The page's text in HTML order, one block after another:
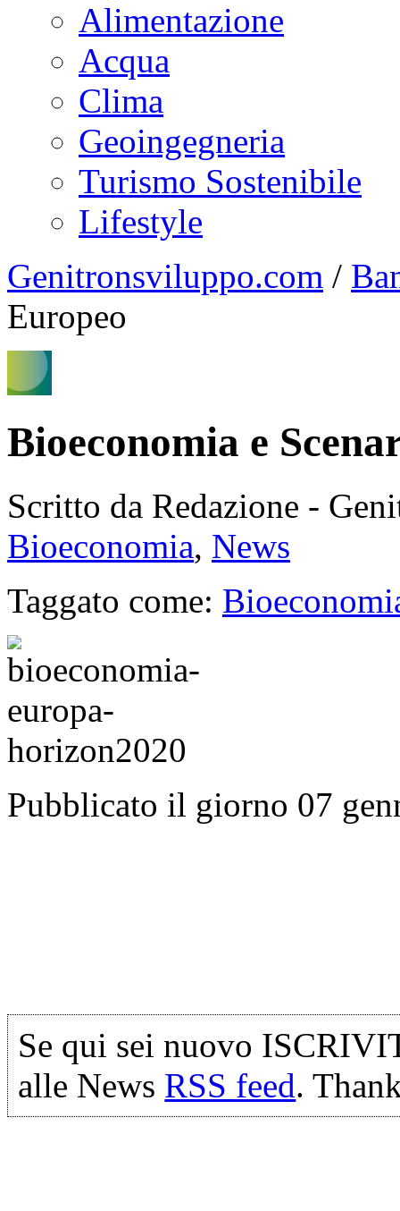
Alimentazione
Acqua
Clima
Geoingegneria
Turismo Sostenibile
Lifestyle
Genitronsviluppo.com /
Europeo
Bioeconomia e
Scritto da Redazione -
Bioeconomia, News
Taggato come:
Pubblicato il giorno 07
Se qui sei nuovo
alle News RSS feed.